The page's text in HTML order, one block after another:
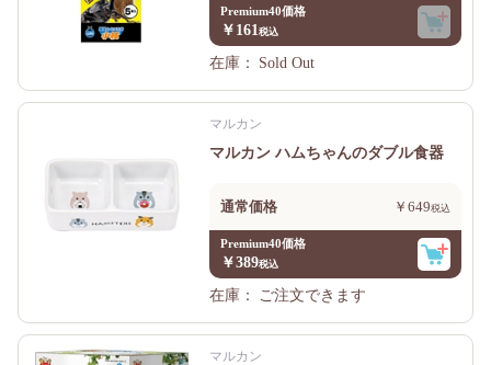
Premium40価格
￥161
在庫：
Sold Out
マルカン
マルカン ハムちゃんのダブル食器
通常価格 ￥649
Premium40価格
￥389
在庫：
ご注文できます
マルカン